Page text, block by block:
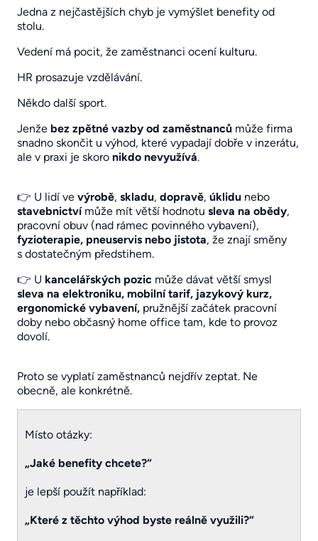
Jedna z nejčastějších chyb je vymýšlet benefity od
stolu.
Vedení má pocit, že zaměstnanci ocení kulturu.
HR prosazuje vzdělávání.
Někdo další sport.
Jenže bez zpětné vazby od zaměstnanců může firma
snadno skončit u výhod, které vypadají dobře v inzerátu,
ale v praxi je skoro nikdo nevyužívá.
👉 U lidí ve výrobě, skladu, dopravě, úklidu nebo
stavebnictví může mít větší hodnotu sleva na obědy,
pracovní obuv (nad rámec povinného vybavení),
fyzioterapie, pneuservis nebo jistota, že znají směny
s dostatečným předstihem.
👉 U kancelářských pozic může dávat větší smysl
sleva na elektroniku, mobilní tarif, jazykový kurz,
ergonomické vybavení, pružnější začátek pracovní
doby nebo občasný home office tam, kde to provoz
dovolí.
Proto se vyplatí zaměstnanců nejdřív zeptat. Ne
obecně, ale konkrétně.
Místo otázky:
„Jaké benefity chcete?“
je lepší použít například:
„Které z těchto výhod byste reálně využili?“